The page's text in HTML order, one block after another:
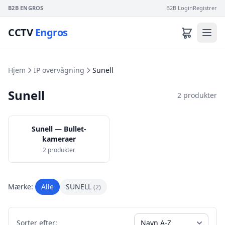
B2B ENGROS B2B LoginRegistrer
CCTVEngros
Hjem IP overvågning Sunell
Sunell 2 produkter
Sunell — Bullet-
kameraer
2 produkter
Mærke: Alle SUNELL (2)
Sorter efter: